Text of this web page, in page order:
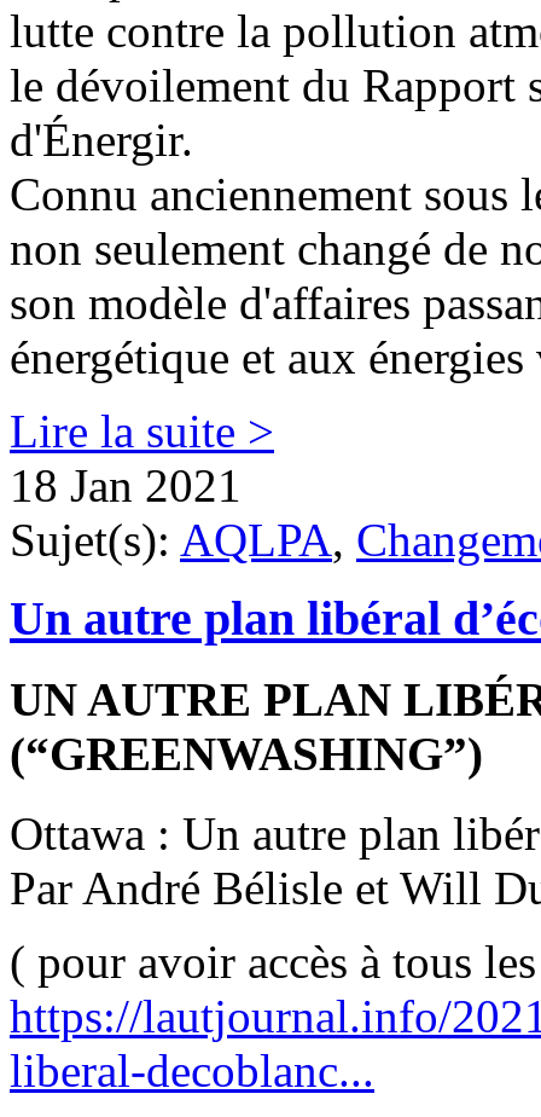
lutte contre la pollution
le dévoilement du Rapport
d'Énergir.
Connu anciennement sous
non seulement changé de
son modèle d'affaires
énergétique et aux
Lire la suite >
18 Jan 2021
Sujet(s): AQLPA,
Un autre plan libéral
UN AUTRE PLAN
(“GREENWASHING”)
Ottawa : Un autre plan
Par André Bélisle et Will
( pour avoir accès à tous
https://lautjournal.info/
liberal-decoblanc...